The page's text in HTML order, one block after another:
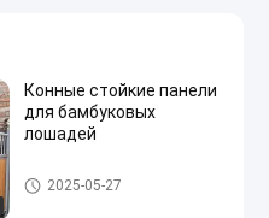
Конные стойкие панели
для бамбуковых
лошадей
Панели стойла лошади
2025-05-27